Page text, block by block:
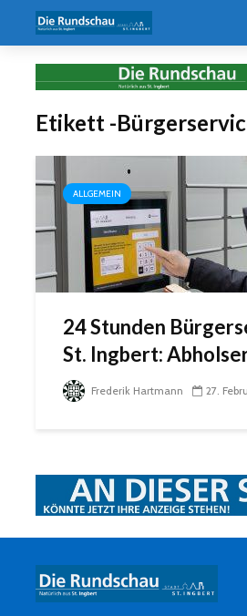
Etikett -
ALLGEMEIN
24 Stunden
St. Ingbert:
Frederik Hartmann 27.